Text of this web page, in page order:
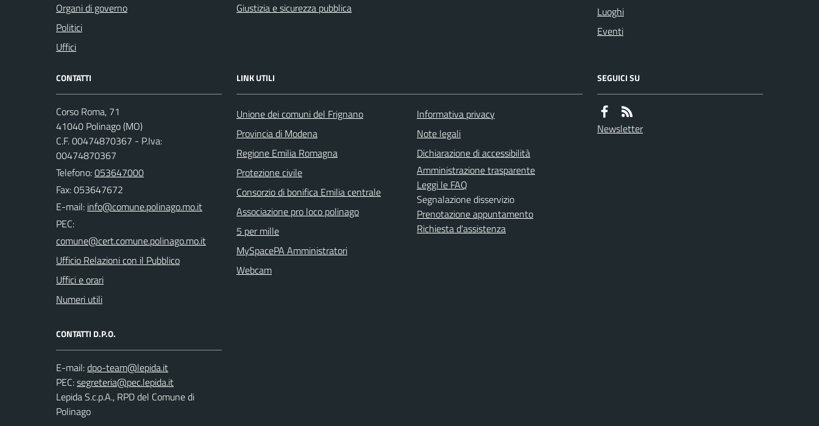
Organi di governo
Politici
Uffici
Giustizia e sicurezza pubblica
Luoghi
Eventi
CONTATTI
Corso Roma, 71
41040 Polinago (MO)
C.F. 00474870367 - P.Iva:
00474870367
Telefono:053647000
Fax: 053647672
E-mail:
PEC:
Ufficio Relazioni con il Pubblico
Uffici e orari
Numeri utili
CONTATTI D.P.O.
E-mail:
PEC:
Lepida S.c.p.A., RPD del Comune di
Polinago
LINK UTILI
Unione dei comuni del Frignano
Provincia di Modena
Regione Emilia Romagna
Protezione civile
Consorzio di bonifica Emilia centrale
Associazione pro loco polinago
5 per mille
MySpacePA Amministratori
Webcam
Informativa privacy
Note legali
Dichiarazione di accessibilità
Amministrazione trasparente
Leggi le FAQ
Segnalazione disservizio
Prenotazione appuntamento
Richiesta d'assistenza
SEGUICI SU
Newsletter